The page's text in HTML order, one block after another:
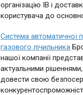
організацію ІВ і
користувача до
Система автоматичної
газового лічильника
нашої компанії
актуальними
довести свою